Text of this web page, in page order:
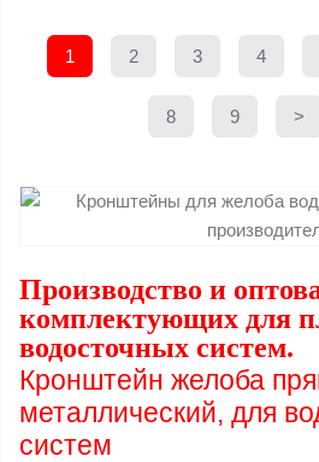
1 2 3 4
8 9 >
Производство и
комплектующих для
водосточных систем.
Кронштейн желоба
металлический, для
систем